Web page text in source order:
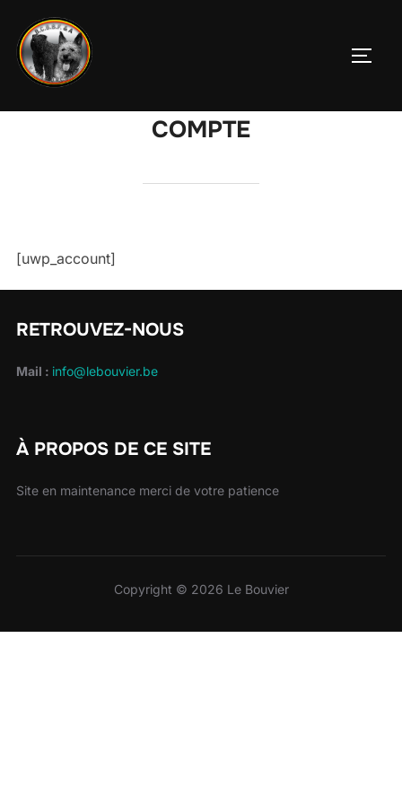
COMPTE
[uwp_account]
RETROUVEZ-NOUS
Mail : info@lebouvier.be
À PROPOS DE CE SITE
Site en maintenance merci de votre patience
Copyright © 2026 Le Bouvier